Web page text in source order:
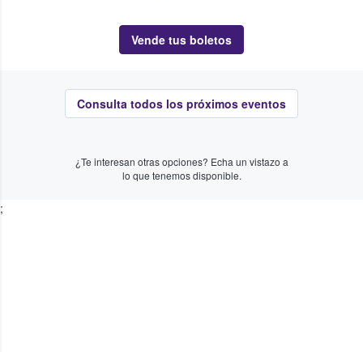
Vende tus boletos
Consulta todos los próximos eventos
¿Te interesan otras opciones? Echa un vistazo a
lo que tenemos disponible.
;